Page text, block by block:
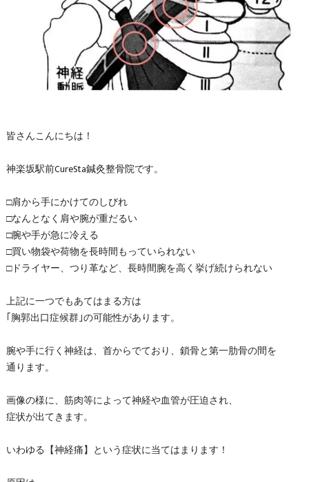
皆さんこんにちは！
神楽坂駅前CureSta鍼灸整骨院です。
□肩から手にかけてのしびれ
□なんとなく肩や腕が重だるい
□腕や手が急に冷える
□買い物袋や荷物を長時間もっていられない
□ドライヤー、つり革など、長時間腕を高く挙げ続けられない
上記に一つでもあてはまる方は
｢胸郭出口症候群｣の可能性があります。
腕や手に行く神経は、首からでており、鎖骨と第一肋骨の間を
通ります。
画像の様に、筋肉等によって神経や血管が圧迫され、
症状が出てきます。
いわゆる【神経痛】という症状に当てはまります！